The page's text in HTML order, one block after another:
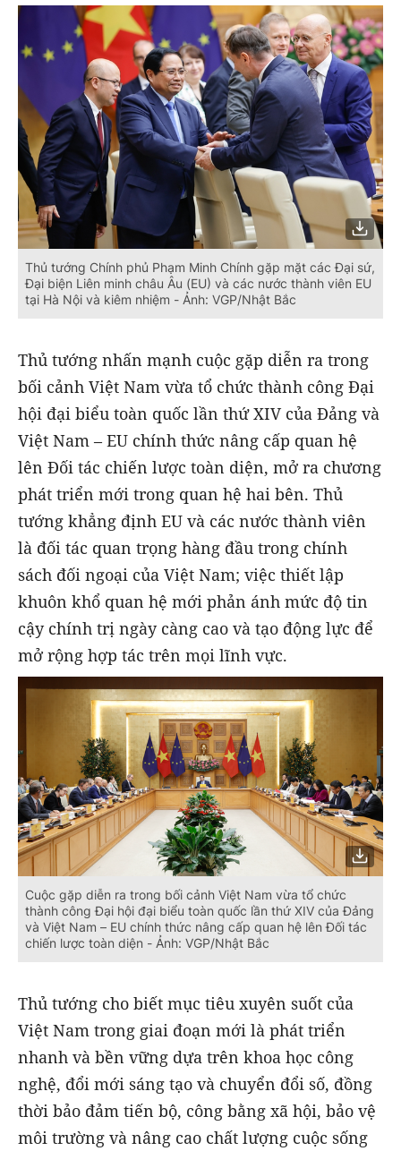
Thủ tướng Chính phủ Phạm Minh Chính gặp mặt các Đại sứ,
Đại biện Liên minh châu Âu (EU) và các nước thành viên EU
tại Hà Nội và kiêm nhiệm - Ảnh: VGP/Nhật Bắc
Thủ tướng nhấn mạnh cuộc gặp diễn ra trong
bối cảnh Việt Nam vừa tổ chức thành công Đại
hội đại biểu toàn quốc lần thứ XIV của Đảng và
Việt Nam – EU chính thức nâng cấp quan hệ
lên Đối tác chiến lược toàn diện, mở ra chương
phát triển mới trong quan hệ hai bên. Thủ
tướng khẳng định EU và các nước thành viên
là đối tác quan trọng hàng đầu trong chính
sách đối ngoại của Việt Nam; việc thiết lập
khuôn khổ quan hệ mới phản ánh mức độ tin
cậy chính trị ngày càng cao và tạo động lực để
mở rộng hợp tác trên mọi lĩnh vực.
Cuộc gặp diễn ra trong bối cảnh Việt Nam vừa tổ chức
thành công Đại hội đại biểu toàn quốc lần thứ XIV của Đảng
và Việt Nam – EU chính thức nâng cấp quan hệ lên Đối tác
chiến lược toàn diện - Ảnh: VGP/Nhật Bắc
Thủ tướng cho biết mục tiêu xuyên suốt của
Việt Nam trong giai đoạn mới là phát triển
nhanh và bền vững dựa trên khoa học công
nghệ, đổi mới sáng tạo và chuyển đổi số, đồng
thời bảo đảm tiến bộ, công bằng xã hội, bảo vệ
môi trường và nâng cao chất lượng cuộc sống